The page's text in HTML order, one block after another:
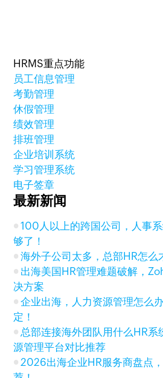
HRMS重点功能
员工信息管理
考勤管理
休假管理
绩效管理
排班管理
企业培训系统
学习管理系统
电子签章
最新新闻
100人以上的跨国公司，人事
够了！
海外子公司太多，总部HR怎么
出海美国HR管理难题破解，
决方案
企业出海，人力资源管理怎么
定！
总部连接海外团队用什么HR系
源管理平台对比推荐
2026出海企业HR服务商盘点